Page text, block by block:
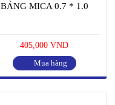
BẢNG MICA 0.7 * 1.0
405,000 VND
Mua hàng